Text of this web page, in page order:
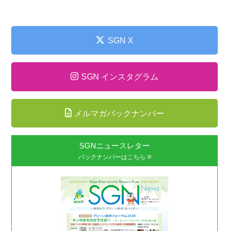
SGN X
SGN インスタグラム
メルマガバックナンバー
SGNニュースレター
バックナンバーはこちら »